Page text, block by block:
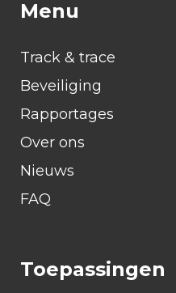
Menu
Track & trace
Beveiliging
Rapportages
Over ons
Nieuws
FAQ
Toepassingen